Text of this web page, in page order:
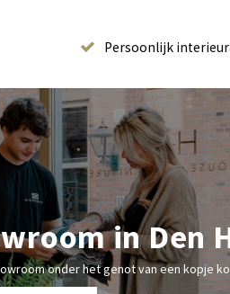
Persoonlijk
in Den
onder het genot van een kopje